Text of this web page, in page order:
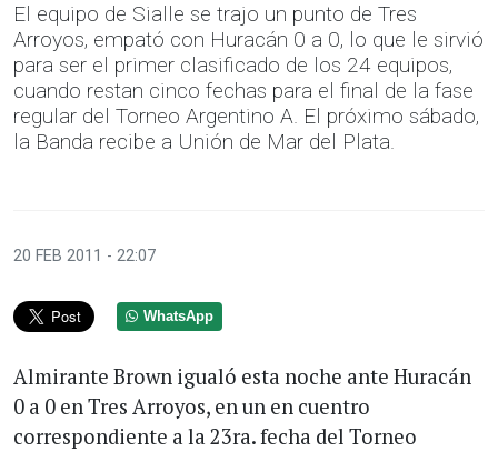
El equipo de Sialle se trajo un punto de Tres
Arroyos, empató con Huracán 0 a 0, lo que le sirvió
para ser el primer clasificado de los 24 equipos,
cuando restan cinco fechas para el final de la fase
regular del Torneo Argentino A. El próximo sábado,
la Banda recibe a Unión de Mar del Plata.
20 FEB 2011 - 22:07
WhatsApp
Almirante Brown igualó esta noche ante Huracán
0 a 0 en Tres Arroyos, en un en cuentro
correspondiente a la 23ra. fecha del Torneo